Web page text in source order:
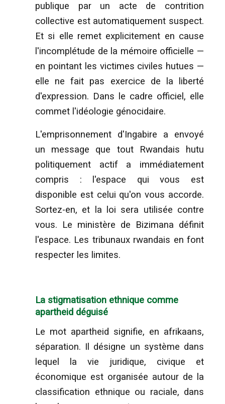
publique par un acte de contrition
collective est automatiquement suspect.
Et si elle remet explicitement en cause
l'incomplétude de la mémoire officielle —
en pointant les victimes civiles hutues —
elle ne fait pas exercice de la liberté
d'expression. Dans le cadre officiel, elle
commet l'idéologie génocidaire.
L'emprisonnement d'Ingabire a envoyé
un message que tout Rwandais hutu
politiquement actif a immédiatement
compris : l'espace qui vous est
disponible est celui qu'on vous accorde.
Sortez-en, et la loi sera utilisée contre
vous. Le ministère de Bizimana définit
l'espace. Les tribunaux rwandais en font
respecter les limites.
La stigmatisation ethnique comme
apartheid déguisé
Le mot apartheid signifie, en afrikaans,
séparation. Il désigne un système dans
lequel la vie juridique, civique et
économique est organisée autour de la
classification ethnique ou raciale, dans